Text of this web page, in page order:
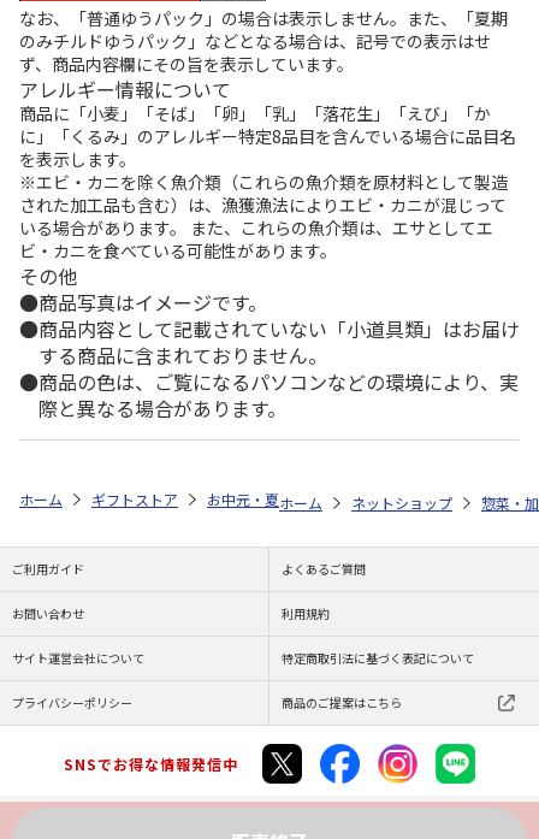
なお、「普通ゆうパック」の場合は表示しません。また、「夏期
のみチルドゆうパック」などとなる場合は、記号での表示はせ
ず、商品内容欄にその旨を表示しています。
アレルギー情報について
商品に「小麦」「そば」「卵」「乳」「落花生」「えび」「か
に」「くるみ」のアレルギー特定8品目を含んでいる場合に品目名
を表示します。
※エビ・カニを除く魚介類（これらの魚介類を原材料として製造
された加工品も含む）は、漁獲漁法によりエビ・カニが混じって
いる場合があります。 また、これらの魚介類は、エサとしてエ
ビ・カニを食べている可能性があります。
その他
商品写真はイメージです。
商品内容として記載されていない「小道具類」はお届け
する商品に含まれておりません。
商品の色は、ご覧になるパソコンなどの環境により、実
際と異なる場合があります。
ホーム ギフトストア お中元・夏ギフト特集 2026 ゆうゆうギフト
ホーム ネットショップ 惣菜・
ご利用ガイド よくあるご質問
お問い合わせ 利用規約
サイト運営会社について 特定商取引法に基づく表記について
プライバシーポリシー 商品のご提案はこちら
SNSでお得な情報発信中